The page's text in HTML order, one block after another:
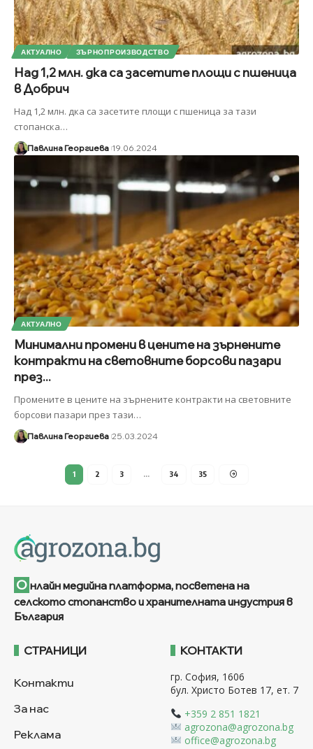
АКТУАЛНО ЗЪРНОПРОИЗВОДСТВО
Над 1,2 млн. дка са засетите площи с пшеница
в Добрич
Над 1,2 млн. дка са засетите площи с пшеница за тази
стопанска…
Павлина Георгиева 19.06.2024
АКТУАЛНО
Минимални промени в цените на зърнените
контракти на световните борсови пазари
през...
Промените в цените на зърнените контракти на световните
борсови пазари през тази…
Павлина Георгиева 25.03.2024
1 2 3 … 34 35
О нлайн медийна платформа, посветена на
селското стопанство и хранителната индустрия в
България
СТРАНИЦИ
Контакти
За нас
Реклама
КОНТАКТИ
гр. София, 1606
бул. Христо Ботев 17, ет. 7
+359 2 851 1821
agrozona@agrozona.bg
office@agrozona.bg